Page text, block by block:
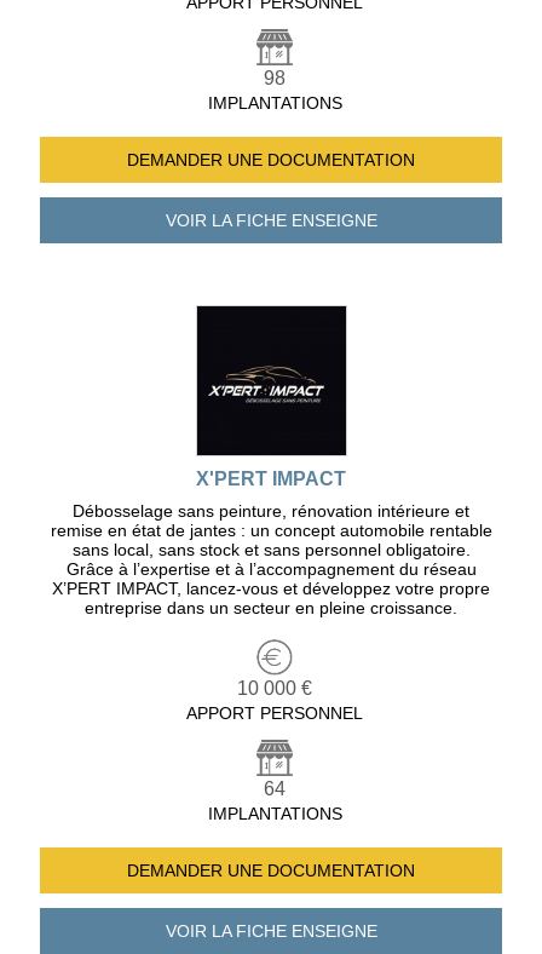
98
IMPLANTATIONS
DEMANDER UNE DOCUMENTATION
VOIR LA FICHEENSEIGNE
X'PERT IMPACT
Débosselage sans peinture, rénovation intérieure et
remise en état de jantes : un concept automobile rentable
sans local, sans stock et sans personnel obligatoire.
Grâce à l’expertise et à l’accompagnement du réseau
X’PERT IMPACT, lancez-vous et développez votre propre
entreprise dans un secteur en pleine croissance.
10 000 €
APPORT PERSONNEL
64
IMPLANTATIONS
DEMANDER UNE DOCUMENTATION
VOIR LA FICHEENSEIGNE